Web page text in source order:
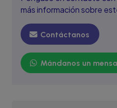
más información sobre
Contáctanos
Mándanos un